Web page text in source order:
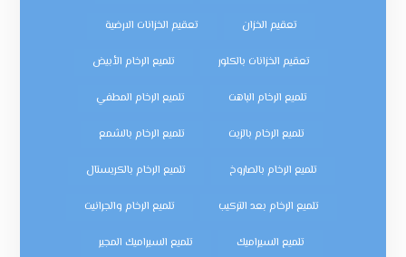
تعقيم الخزان تعقيم الخزانات الارضية
تعقيم الخزانات بالكلور تلميع الرخام الأبيض
تلميع الرخام الباهت تلميع الرخام المطفي
تلميع الرخام بالزيت تلميع الرخام بالشمع
تلميع الرخام بالصاروخ تلميع الرخام بالكريستال
تلميع الرخام بعد التركيب تلميع الرخام والجرانيت
تلميع السيراميك تلميع السيراميك المجير